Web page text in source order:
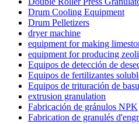
Drum Cooling Equipment
Drum Pelletizers
dryer machine
equipment for making
equipment for producing
Equipos de detección de
Equipos de fertilizantes
Equipos de trituración de
extrusion granulation
Fabricación de gránulos NPK
Fabrication de granulés